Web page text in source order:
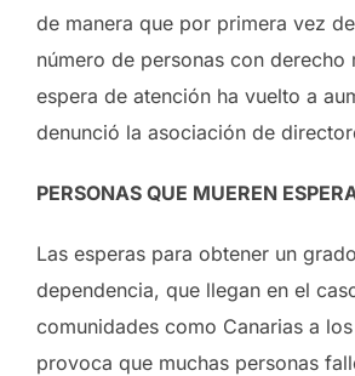
de manera que por primera vez
número de personas con derecho
espera de atención ha vuelto a
denunció la asociación de
PERSONAS QUE MUEREN
Las esperas para obtener un
dependencia, que llegan en el
comunidades como Canarias a
provoca que muchas personas